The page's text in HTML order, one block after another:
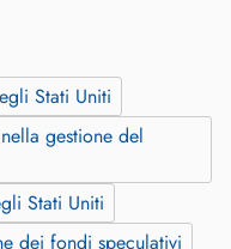
Stati Uniti
gestione del
Stati Uniti
dei fondi speculativi